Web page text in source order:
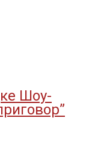
Шоу-